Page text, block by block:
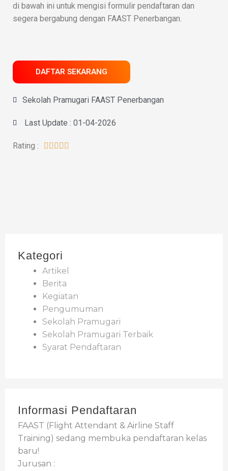
di bawah ini untuk mengisi formulir pendaftaran dan
segera bergabung dengan FAAST Penerbangan.
DAFTAR SEKARANG
Sekolah Pramugari FAAST Penerbangan
Last Update : 01-04-2026
Rating :     
Kategori
Artikel
Berita
Kegiatan
Pengumuman
Sekolah Pramugari
Sekolah Pramugari Terbaik
Syarat Pendaftaran
Informasi Pendaftaran
FAAST (Flight Attendant & Airline Staff
Training) sedang membuka pendaftaran kelas
baru!
Jurusan :